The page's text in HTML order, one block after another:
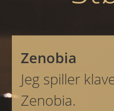
Zenobia
Jeg spiller
Zenobia.